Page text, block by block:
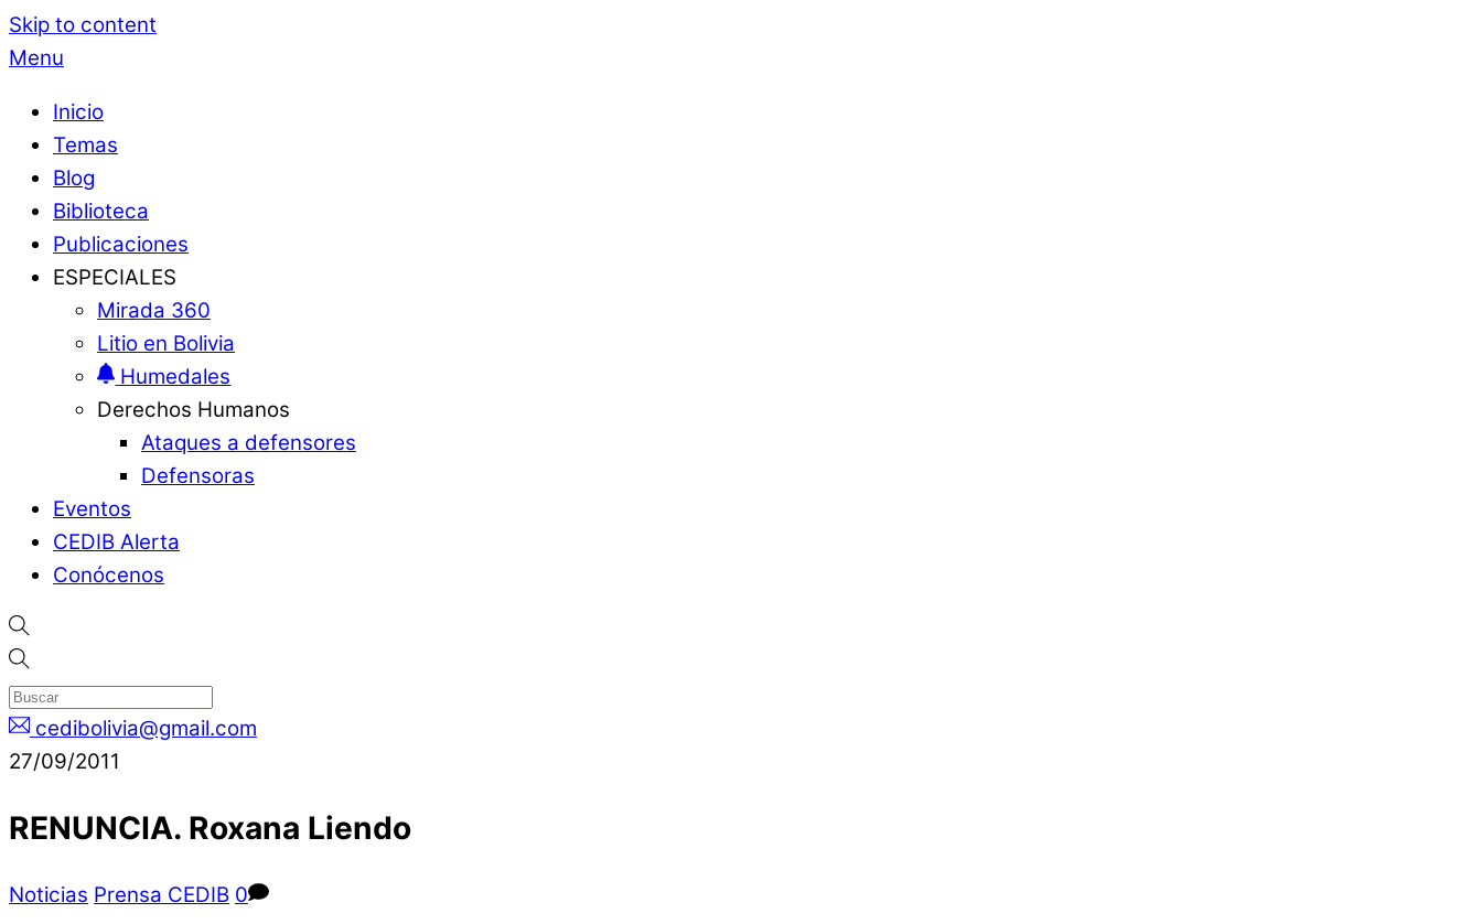
Skip to content
Menu
Inicio
Temas
Blog
Biblioteca
Publicaciones
ESPECIALES
Mirada 360
Litio en Bolivia
Humedales
Derechos Humanos
Ataques a defensores
Defensoras
Eventos
CEDIB Alerta
Conócenos
cedibolivia@gmail.com
27/09/2011
RENUNCIA. Roxana Liendo
Noticias Prensa CEDIB 0